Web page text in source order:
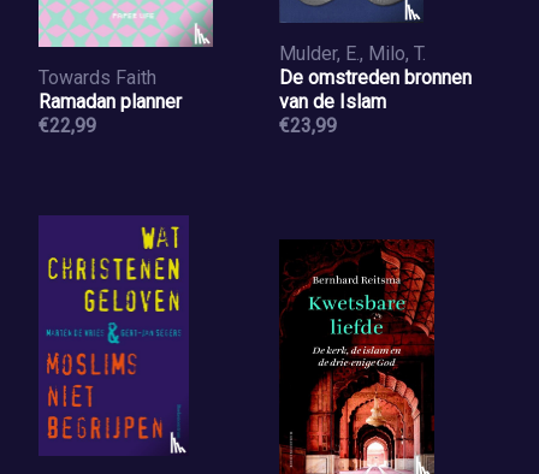
Towards Faith
Ramadan planner
€22,99
Mulder, E., Milo, T.
De omstreden bronnen
van de Islam
€23,99